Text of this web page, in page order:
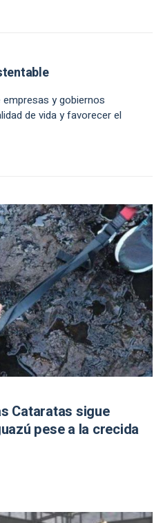
y gobiernos
de vida y favorecer el
Cataratas sigue
pese a la crecida